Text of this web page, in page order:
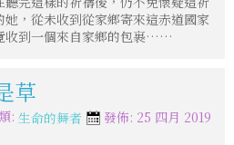
，從未收到從家鄉寄來這赤道國家
收到一個來自家鄉的包裹……
草
: 生命的舞者
發佈: 25 四月 2019